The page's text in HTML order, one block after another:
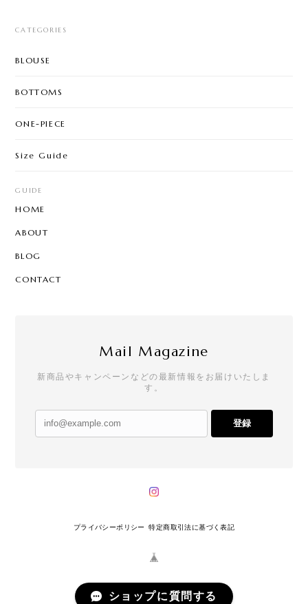
CATEGORIES
BLOUSE
BOTTOMS
ONE-PIECE
Size Guide
GUIDE
HOME
ABOUT
BLOG
CONTACT
Mail Magazine
新商品やキャンペーンなどの最新情報をお届けいたしま
す。
登録
プライバシーポリシー 特定商取引法に基づく表記
ショップに質問する